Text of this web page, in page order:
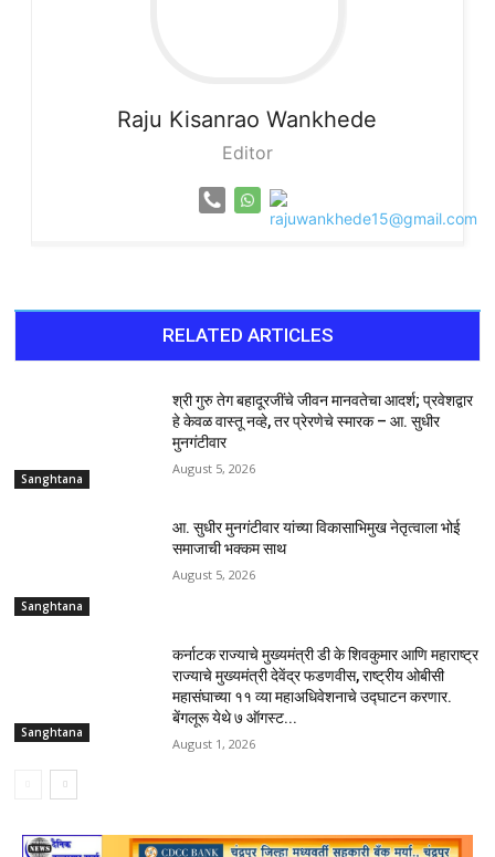
Raju Kisanrao Wankhede
Editor
RELATED ARTICLES
Sanghtana
श्री गुरु तेग बहादूरजींचे जीवन मानवतेचा आदर्श; प्रवेशद्वार
हे केवळ वास्तू नव्हे, तर प्रेरणेचे स्मारक – आ. सुधीर
मुनगंटीवार
August 5, 2026
Sanghtana
आ. सुधीर मुनगंटीवार यांच्या विकासाभिमुख नेतृत्वाला भोई
समाजाची भक्कम साथ
August 5, 2026
Sanghtana
कर्नाटक राज्याचे मुख्यमंत्री डी के शिवकुमार आणि महाराष्ट्र
राज्याचे मुख्यमंत्री देवेंद्र फडणवीस, राष्ट्रीय ओबीसी
महासंघाच्या ११ व्या महाअधिवेशनाचे उद्घाटन करणार.
बेंगलूरू येथे ७ ऑगस्ट...
August 1, 2026